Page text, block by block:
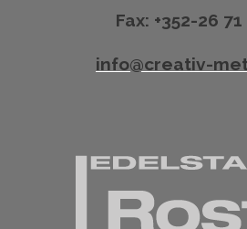
Fax: +352-26
info@creativ-